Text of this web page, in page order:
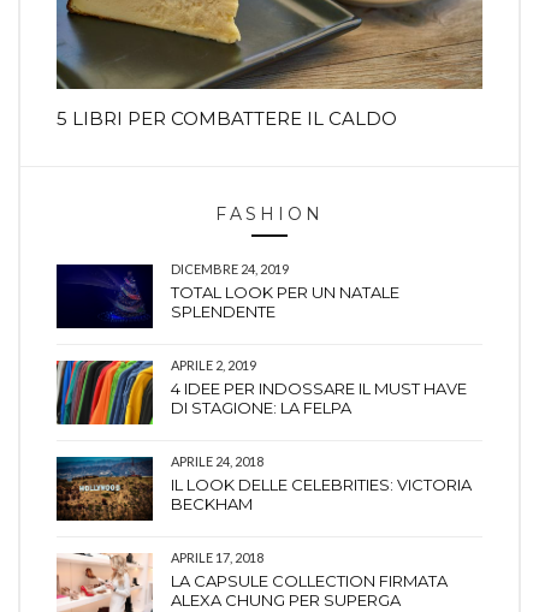
5 LIBRI PER COMBATTERE IL CALDO
FASHION
DICEMBRE 24, 2019
TOTAL LOOK PER UN NATALE
SPLENDENTE
APRILE 2, 2019
4 IDEE PER INDOSSARE IL MUST HAVE
DI STAGIONE: LA FELPA
APRILE 24, 2018
IL LOOK DELLE CELEBRITIES: VICTORIA
BECKHAM
APRILE 17, 2018
LA CAPSULE COLLECTION FIRMATA
ALEXA CHUNG PER SUPERGA